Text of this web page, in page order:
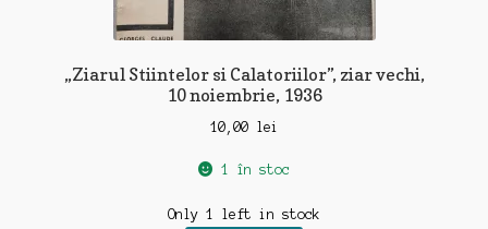
„Ziarul Stiintelor si Calatoriilor”, ziar vechi,
10 noiembrie, 1936
10,00 lei
1 în stoc
Only 1 left in stock